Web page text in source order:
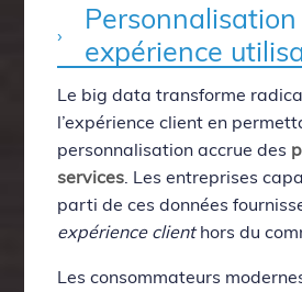
expérience
Le big data transforme
l’expérience client en
personnalisation accrue des
services. Les entreprises
parti de ces données
expérience clienthors du
Les consommateurs